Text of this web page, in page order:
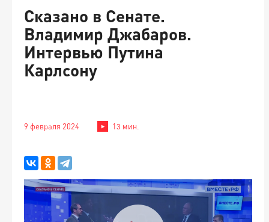
Сказано в Сенате.
Владимир Джабаров.
Интервью Путина
Карлсону
9 февраля 2024 13 мин.